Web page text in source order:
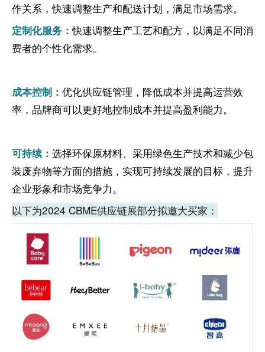
作关系，快速调整生产和配送计划，满足市场需求。
定制化服务：快速调整生产工艺和配方，以满足不同消
费者的个性化需求。
成本控制： 优化供应链管理，降低成本并提高运营效
率，品牌商可以更好地控制成本并提高盈利能力。
可持续： 选择环保原材料、采用绿色生产技术和减少包
装废弃物等方面的措施，实现可持续发展的目标，提升
企业形象和市场竞争力。
以下为2024 CBME供应链展部分拟邀大买家：